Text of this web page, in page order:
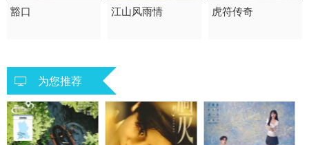
1998 / 大陆 / 国语
豁口
2003 / 大陆 / 国语
江山风雨情
2012 / 大陆 / 国语
虎符传奇
为您推荐